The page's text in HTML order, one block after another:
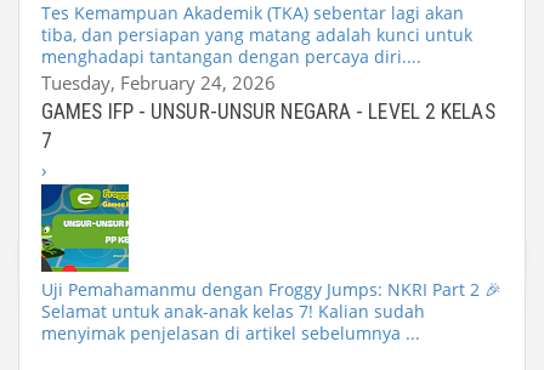
Tes Kemampuan Akademik (TKA) sebentar lagi akan
tiba, dan persiapan yang matang adalah kunci untuk
menghadapi tantangan dengan percaya diri....
Tuesday, February 24, 2026
GAMES IFP - UNSUR-UNSUR NEGARA - LEVEL 2 KELAS
7
›
Uji Pemahamanmu dengan Froggy Jumps: NKRI Part 2 🎉
Selamat untuk anak-anak kelas 7! Kalian sudah
menyimak penjelasan di artikel sebelumnya ...